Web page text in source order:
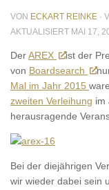
VON ECKART REINKE ·
AKTUALISIERT MAI 17,
DerAREX
ist der
von Boardsearch
Mal im Jahr 2015
zweiten Verleihung im
herausragende
Bei der diejährigen
wir wieder dabei sein